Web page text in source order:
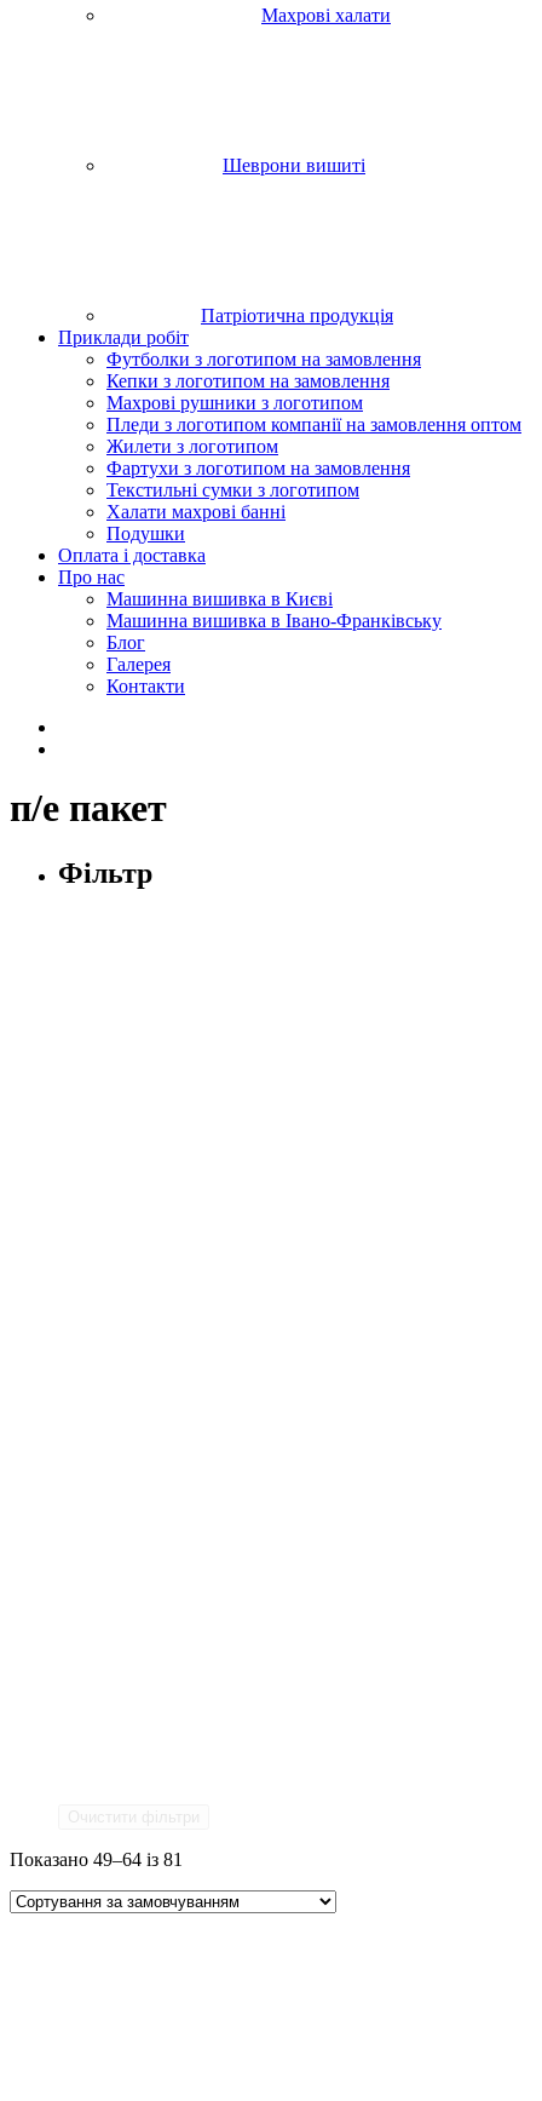
Махрові халати
Шеврони вишиті
Патріотична продукція
Приклади робіт
Футболки з логотипом на замовлення
Кепки з логотипом на замовлення
Махрові рушники з логотипом
Пледи з логотипом компанії на замовлення оптом
Жилети з логотипом
Фартухи з логотипом на замовлення
Текстильні сумки з логотипом
Халати махрові банні
Подушки
Оплата і доставка
Про нас
Машинна вишивка в Києві
Машинна вишивка в Івано-Франківську
Блог
Галерея
Контакти
п/е пакет
Фільтр
Показано 49–64 із 81